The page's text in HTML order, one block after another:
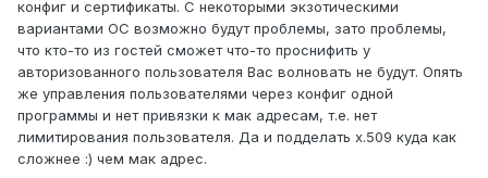
конфиг и сертификаты. С некоторыми экзотическими
вариантами ОС возможно будут проблемы, зато проблемы,
что кто-то из гостей сможет что-то проснифить у
авторизованного пользователя Вас волновать не будут. Опять
же управления пользователями через конфиг одной
программы и нет привязки к мак адресам, т.е. нет
лимитирования пользователя. Да и подделать x.509 куда как
сложнее :) чем мак адрес.